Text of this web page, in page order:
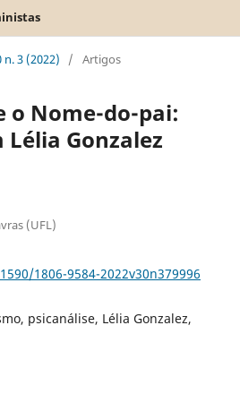
n. 3 (2022) / Artigos
o Nome-do-pai:
Gonzalez
(UFL)
1806-9584-2022v30n379996
psicanálise, Lélia Gonzalez,